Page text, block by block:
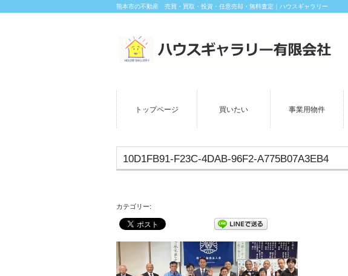
熊本市の不動産 売買・買取・投資・任意売却・無料査定｜ハウスギャラリー
トップページ 買いたい 事業用物件
10D1FB91-F23C-4DAB-96F2-A775B07A3EB4
カテゴリー: